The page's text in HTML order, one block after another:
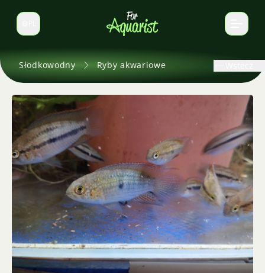
Zmień język
Słodkowodny Ryby akwariowe